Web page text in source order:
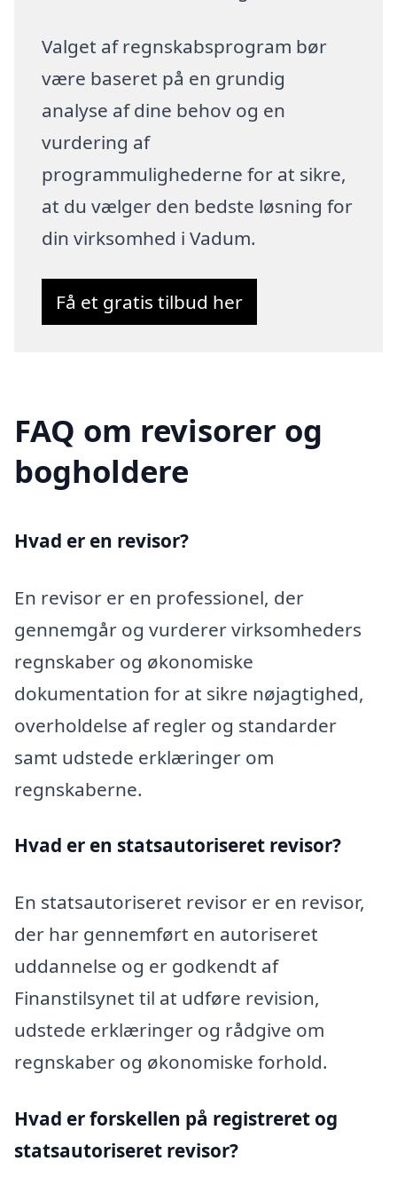
Valget af regnskabsprogram bør
være baseret på en grundig
analyse af dine behov og en
vurdering af
programmulighederne for at sikre,
at du vælger den bedste løsning for
din virksomhed i Vadum.
Få et gratis tilbud her
FAQ om revisorer og
bogholdere
Hvad er en revisor?
En revisor er en professionel, der
gennemgår og vurderer virksomheders
regnskaber og økonomiske
dokumentation for at sikre nøjagtighed,
overholdelse af regler og standarder
samt udstede erklæringer om
regnskaberne.
Hvad er en statsautoriseret revisor?
En statsautoriseret revisor er en revisor,
der har gennemført en autoriseret
uddannelse og er godkendt af
Finanstilsynet til at udføre revision,
udstede erklæringer og rådgive om
regnskaber og økonomiske forhold.
Hvad er forskellen på registreret og
statsautoriseret revisor?